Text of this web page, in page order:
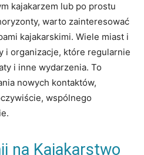
kajakarzem lub po prostu
warto zainteresować
kajakarskimi. Wiele miast i
i organizacje, które regularnie
i inne wydarzenia. To
nowych kontaktów,
wspólnego
na Kajakarstwo